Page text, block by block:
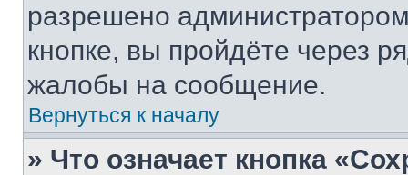
разрешено
кнопке, вы пройдёте через
жалобы на сообщение.
Вернуться к началу
» Что означает кнопка